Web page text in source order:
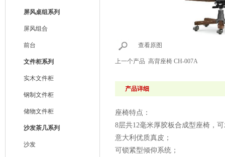
屏风桌组系列
屏风组合
前台
文件柜系列
实木文件柜
钢制文件柜
储物文件柜
沙发茶几系列
沙发
查看原图
上一个产品 高背座椅 CH-007A
产品详细
座椅特点：
8层共12毫米厚胶板合成型座椅，
意大利优质真皮；
可锁紧型倾仰系统；